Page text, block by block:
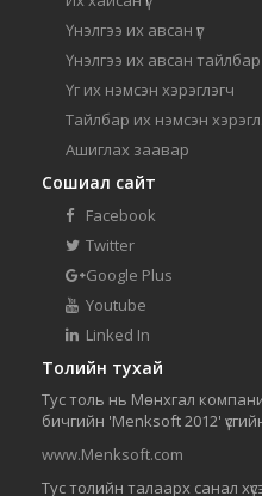
Үнэлгээ их авсан үг
Үнэлгээ их авсан тайлбар
Үг их нэмсэн хэрэглэгч
Тайлбар их нэмсэн
Ашиглах заавар
Сошиал сайт
Facebook
Twitter
Google Plus
Youtube
Linked In
Толийн тухай
Тус толь нь Мөнхгал
бичгийн 'Menksoft 2012'
www.Menksoft.com
Тус толийн талаарх санал